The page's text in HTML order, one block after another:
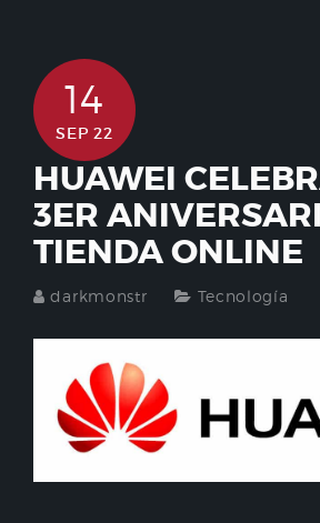
14
SEP 22
HUAWEI
3ER
TIENDA ONLINE
darkmonstr Tecnología